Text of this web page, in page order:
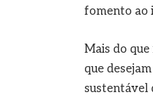
fomento ao
Mais do
que
sustentável